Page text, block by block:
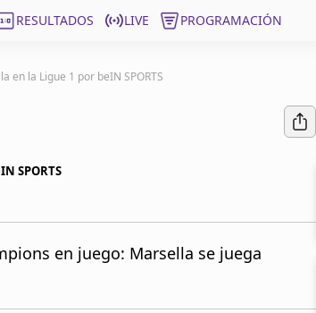
RESULTADOS LIVE PROGRAMACIÓN
en la Ligue 1 por beIN SPORTS
SPORTS
en juego: Marsella se juega